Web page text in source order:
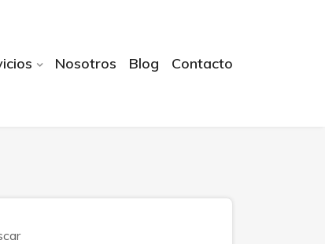
Nosotros Blog Contacto